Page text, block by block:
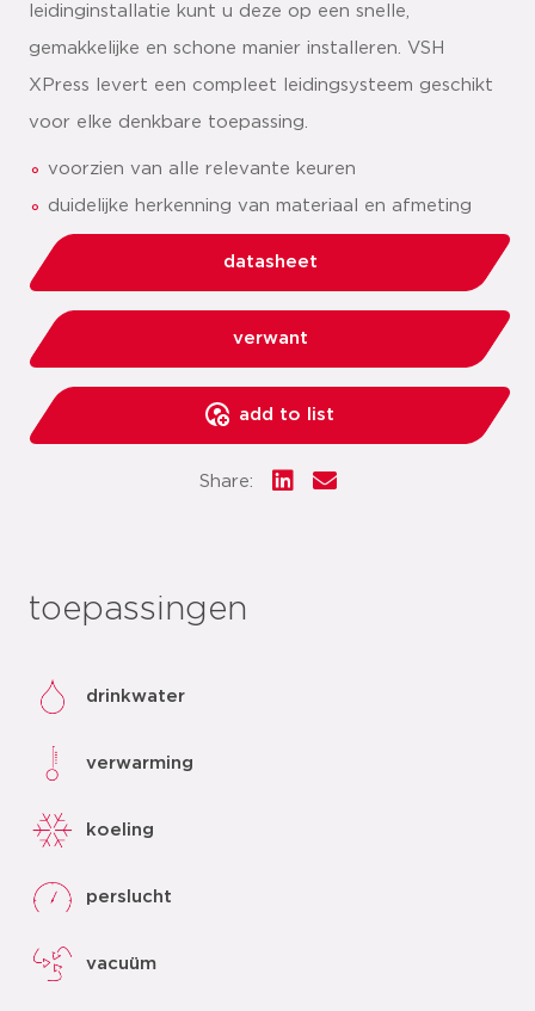
leidinginstallatie kunt u deze op een snelle,
gemakkelijke en schone manier installeren. VSH
XPress levert een compleet leidingsysteem geschikt
voor elke denkbare toepassing.
voorzien van alle relevante keuren
duidelijke herkenning van materiaal en afmeting
datasheet
verwant
add to list
Share:
toepassingen
drinkwater
verwarming
koeling
perslucht
vacuüm